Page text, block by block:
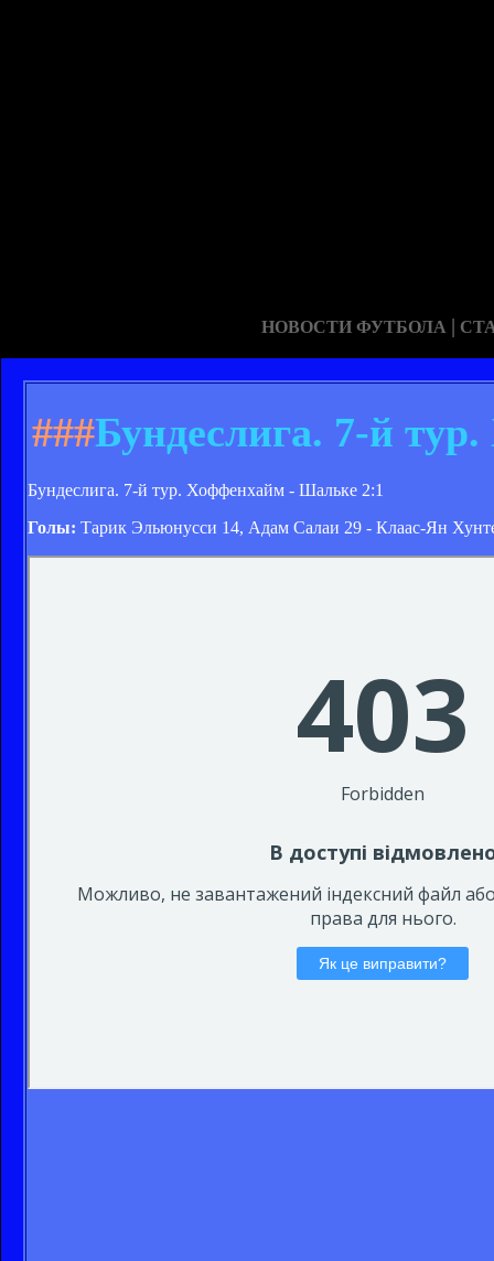
НОВОСТИ ФУТБОЛА |
###Бундеслига. 7-й
Бундеслига. 7-й тур. Хоффенхайм - Шальке 2:1
Голы: Тарик Эльюнусси 14, Адам Салаи 29 - Клаас-Ян